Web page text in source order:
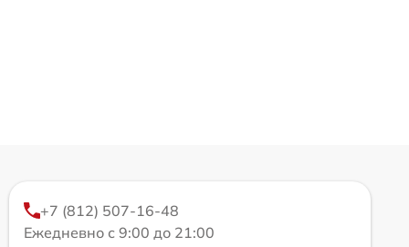
+7 (812) 507-16-48
Ежедневно с 9:00 до 21:00